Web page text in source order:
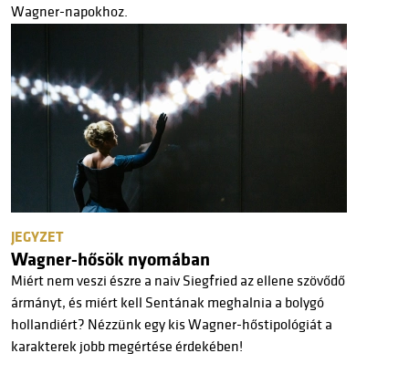
Wagner-napokhoz.
JEGYZET
Wagner-hősök nyomában
Miért nem veszi észre a naiv Siegfried az ellene szövődő
ármányt, és miért kell Sentának meghalnia a bolygó
hollandiért? Nézzünk egy kis Wagner-hőstipológiát a
karakterek jobb megértése érdekében!